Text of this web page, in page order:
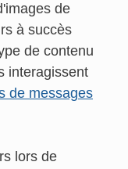
de
à succès
de contenu
interagissent
de messages
lors de